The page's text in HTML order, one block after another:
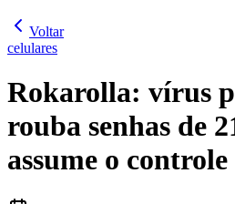
Voltar
celulares
Rokarolla: vírus
rouba senhas de
assume o